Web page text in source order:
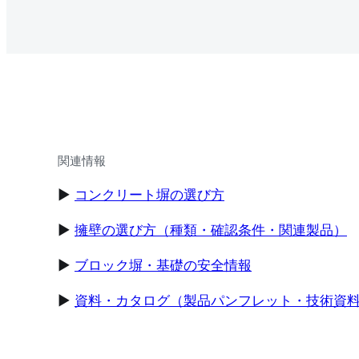
関連情報
▶ コンクリート塀の選び方
▶ 擁壁の選び方（種類・確認条件・関連製品）
▶ ブロック塀・基礎の安全情報
▶ 資料・カタログ（製品パンフレット・技術資料